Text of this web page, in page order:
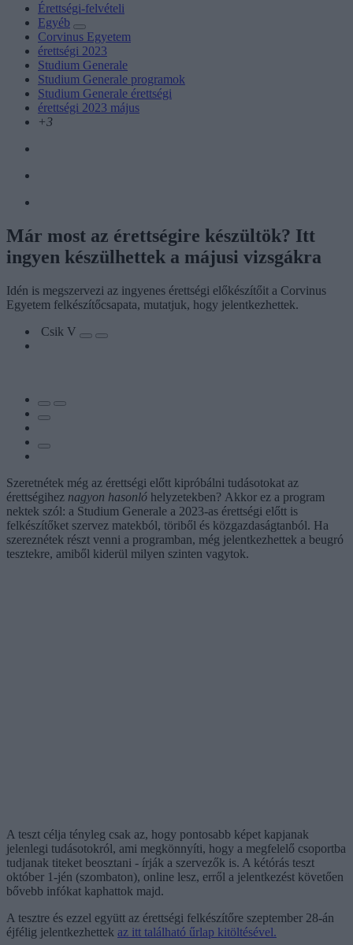
Érettségi-felvételi
Egyéb
Corvinus Egyetem
érettségi 2023
Studium Generale
Studium Generale programok
Studium Generale érettségi
érettségi 2023 május
+3
Már most az érettségire készültök? Itt
ingyen készülhettek a májusi vizsgákra
Idén is megszervezi az ingyenes érettségi előkészítőit a Corvinus
Egyetem felkészítőcsapata, mutatjuk, hogy jelentkezhettek.
Csik V
Szeretnétek még az érettségi előtt kipróbálni tudásotokat az
érettségihez nagyon hasonló helyzetekben? Akkor ez a program
nektek szól: a Studium Generale a 2023-as érettségi előtt is
felkészítőket szervez matekból, töriből és közgazdaságtanból. Ha
szereznétek részt venni a programban, még jelentkezhettek a beugró
tesztekre, amiből kiderül milyen szinten vagytok.
A teszt célja tényleg csak az, hogy pontosabb képet kapjanak
jelenlegi tudásotokról, ami megkönnyíti, hogy a megfelelő csoportba
tudjanak titeket beosztani - írják a szervezők is. A kétórás teszt
október 1-jén (szombaton), online lesz, erről a jelentkezést követően
bővebb infókat kaphattok majd.
A tesztre és ezzel együtt az érettségi felkészítőre szeptember 28-án
éjfélig jelentkezhettek az itt található űrlap kitöltésével.